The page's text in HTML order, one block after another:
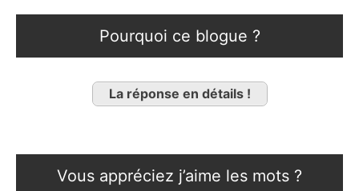
Pourquoi ce blogue ?
La réponse en détails !
Vous appréciez j’aime les mots ?